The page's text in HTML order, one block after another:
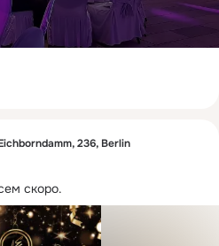
236, Berlin
скоро.